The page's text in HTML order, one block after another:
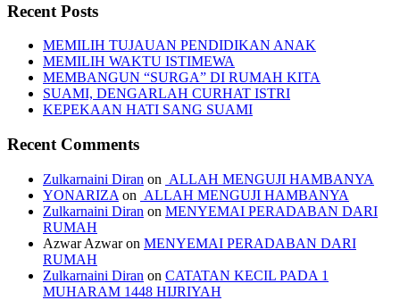
Recent Posts
MEMILIH TUJAUAN PENDIDIKAN ANAK
MEMILIH WAKTU ISTIMEWA
MEMBANGUN “SURGA” DI RUMAH KITA
SUAMI, DENGARLAH CURHAT ISTRI
KEPEKAAN HATI SANG SUAMI
Recent Comments
Zulkarnaini Diran on ALLAH MENGUJI HAMBANYA
YONARIZA on ALLAH MENGUJI HAMBANYA
Zulkarnaini Diran on MENYEMAI PERADABAN DARI
RUMAH
Azwar Azwaron MENYEMAI PERADABAN DARI
RUMAH
Zulkarnaini Diran on CATATAN KECIL PADA 1
MUHARAM 1448 HIJRIYAH